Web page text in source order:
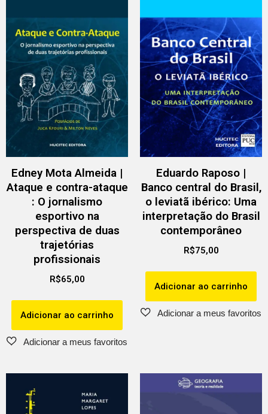
Edney Mota Almeida |
Ataque e contra-ataque
: O jornalismo
esportivo na
perspectiva de duas
trajetórias
profissionais
R$65,00
Adicionar ao carrinho
Eduardo Raposo |
Banco central do Brasil,
o leviatã ibérico: Uma
interpretação do Brasil
contemporâneo
R$75,00
Adicionar ao carrinho